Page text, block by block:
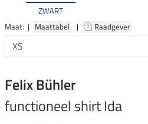
ZWART
Maat: | Maattabel | Raadgever
Felix Bühler
functioneel shirt Ida